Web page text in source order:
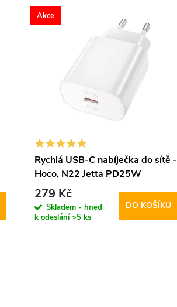
Akce
Rychlá USB-C nabíječka do sítě -
Hoco, N22 Jetta PD25W
279 Kč
Skladem - hned
k odeslání>5 ks
DO KOŠÍKU